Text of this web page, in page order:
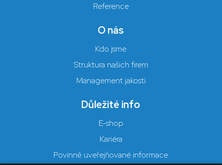
Reference
O nás
Kdo jsme
Struktura našich firem
Management jakosti
Důležité info
E-shop
Kariéra
Povinně uveřejňované informace